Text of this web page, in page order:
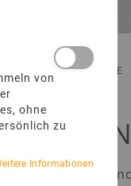
STARTSEITE
Ein
von
ohne
zu
Informationen